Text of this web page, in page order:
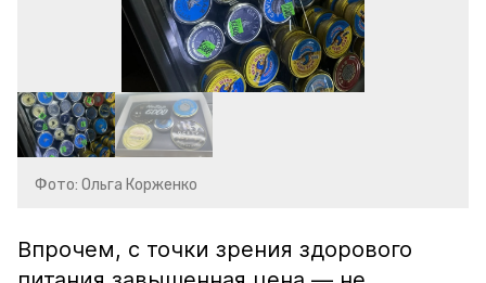
Фото: Ольга Корженко
Впрочем, с точки зрения здорового